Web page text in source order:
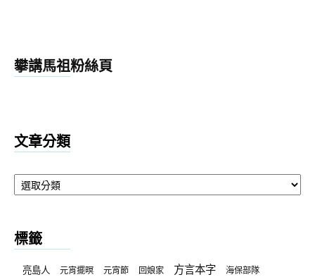
攀講馬祖粉絲頁
文章分類
文
章
標籤
亮島人 元宵擺暝 元宵節 回娘家 方言本字 海保部隊